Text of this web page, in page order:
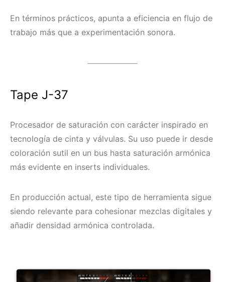
En términos prácticos, apunta a eficiencia en flujo de
trabajo más que a experimentación sonora.
Tape J-37
Procesador de saturación con carácter inspirado en
tecnología de cinta y válvulas. Su uso puede ir desde
coloración sutil en un bus hasta saturación armónica
más evidente en inserts individuales.
En producción actual, este tipo de herramienta sigue
siendo relevante para cohesionar mezclas digitales y
añadir densidad armónica controlada.